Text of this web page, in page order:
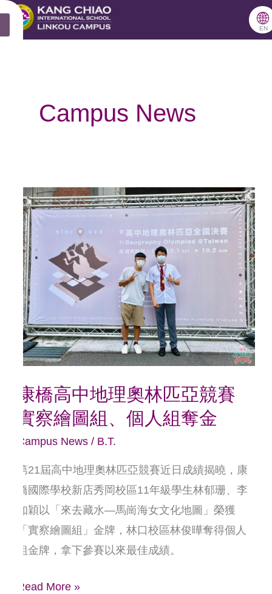
🌐
EN
Campus News
康橋高中地理奧林匹亞競賽
實察繪圖組、個人組奪金
Campus News/ B.T.
第21屆高中地理奧林匹亞競賽近日成績揭曉，康
橋國際學校新店秀岡校區11年級學生林郁珊、李
知穎以「來去藏水—馬崗海女文化地圖」榮獲
「實察繪圖組」金牌，林口校區林俊曄奪得個人
組金牌，拿下參賽以來最佳成績。
康
橋
高
中
地
理
奧
林
匹
競
賽
實
繪
圖
組、
人
Read More »